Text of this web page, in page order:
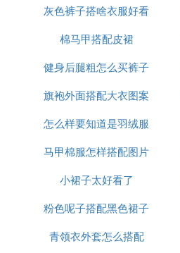
灰色裤子搭啥衣服好看
图片欣赏
棉马甲搭配皮裙
健身后腿粗怎么买裤子
旗袍外面搭配大衣图案
怎么样要知道是羽绒服
马甲棉服怎样搭配图片
小裙子太好看了
粉色呢子搭配黑色裙子
青领衣外套怎么搭配